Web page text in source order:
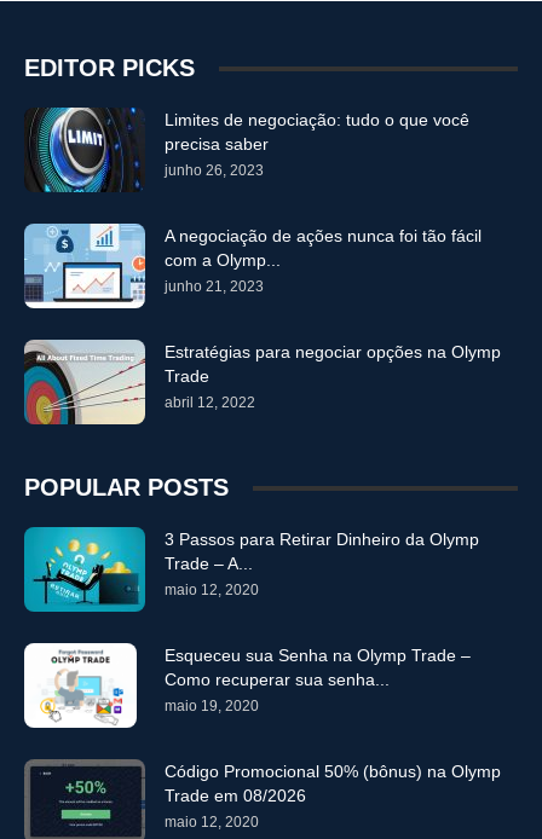
EDITOR PICKS
Limites de negociação: tudo o que você
precisa saber
junho 26, 2023
A negociação de ações nunca foi tão fácil
com a Olymp...
junho 21, 2023
Estratégias para negociar opções na Olymp
Trade
abril 12, 2022
POPULAR POSTS
3 Passos para Retirar Dinheiro da Olymp
Trade – A...
maio 12, 2020
Esqueceu sua Senha na Olymp Trade –
Como recuperar sua senha...
maio 19, 2020
Código Promocional 50% (bônus) na Olymp
Trade em 08/2026
maio 12, 2020